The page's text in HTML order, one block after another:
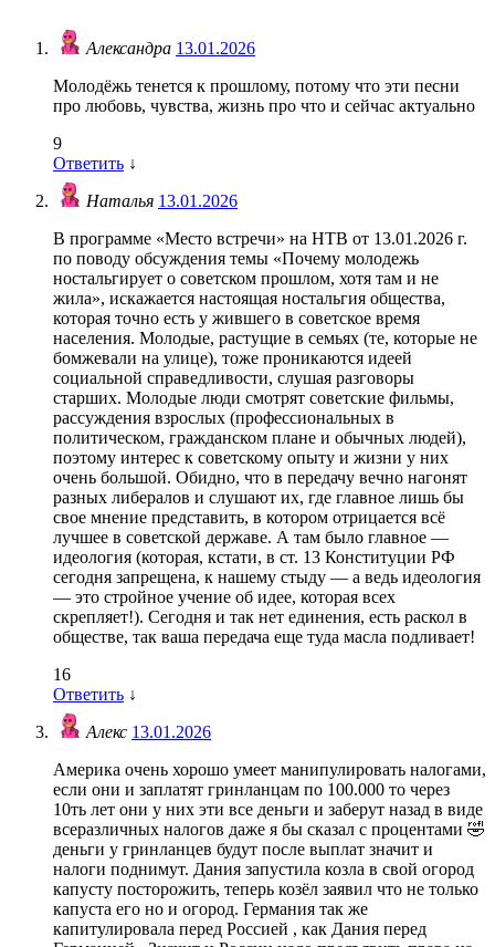
Александра 13.01.2026
Молодёжь тенется к прошлому, потому что эти песни
про любовь, чувства, жизнь про что и сейчас актуально
9
Ответить ↓
Наталья 13.01.2026
В программе «Место встречи» на НТВ от 13.01.2026 г.
по поводу обсуждения темы «Почему молодежь
ностальгирует о советском прошлом, хотя там и не
жила», искажается настоящая ностальгия общества,
которая точно есть у жившего в советское время
населения. Молодые, растущие в семьях (те, которые не
бомжевали на улице), тоже проникаются идеей
социальной справедливости, слушая разговоры
старших. Молодые люди смотрят советские фильмы,
рассуждения взрослых (профессиональных в
политическом, гражданском плане и обычных людей),
поэтому интерес к советскому опыту и жизни у них
очень большой. Обидно, что в передачу вечно нагонят
разных либералов и слушают их, где главное лишь бы
свое мнение представить, в котором отрицается всё
лучшее в советской державе. А там было главное —
идеология (которая, кстати, в ст. 13 Конституции РФ
сегодня запрещена, к нашему стыду — а ведь идеология
— это стройное учение об идее, которая всех
скрепляет!). Сегодня и так нет единения, есть раскол в
обществе, так ваша передача еще туда масла подливает!
16
Ответить ↓
Алекс 13.01.2026
Америка очень хорошо умеет манипулировать налогами,
если они и заплатят гринланцам по 100.000 то через
10ть лет они у них эти все деньги и заберут назад в виде
всеразличных налогов даже я бы сказал с процентами 🤣
деньги у гринланцев будут после выплат значит и
налоги поднимут. Дания запустила козла в свой огород
капусту посторожить, теперь козёл заявил что не только
капуста его но и огород. Германия так же
капитулировала перед Россией , как Дания перед